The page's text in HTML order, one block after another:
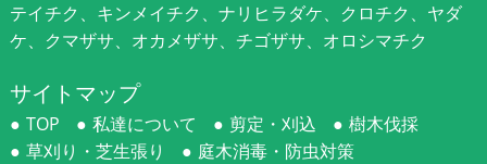
テイチク、キンメイチク、ナリヒラダケ、クロチク、ヤダ
ケ、クマザサ、オカメザサ、チゴザサ、オロシマチク
サイトマップ
TOP 私達について 剪定・刈込
樹木伐採
草刈り・芝生張り
庭木消毒・防虫対策